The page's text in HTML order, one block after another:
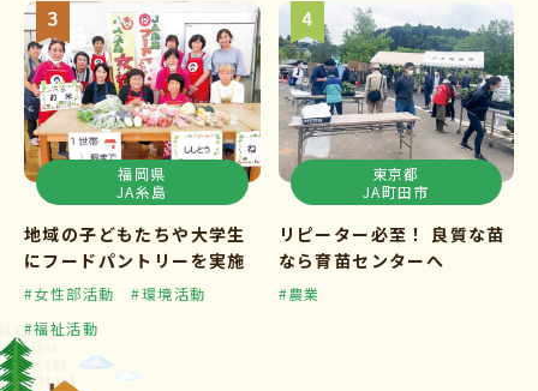
福岡県
JA糸島
地域の子どもたちや大学生
にフードパントリーを実施
#女性部活動
#環境活動
#福祉活動
東京都
JA町田市
リピーター必至！ 良質な苗
なら育苗センターへ
#農業